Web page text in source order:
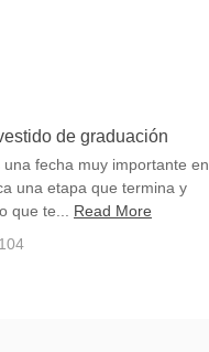
de graduación
fecha muy importante en
una etapa que termina y
que te... Read More